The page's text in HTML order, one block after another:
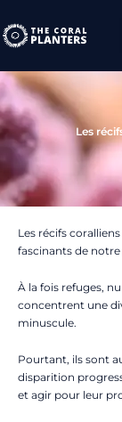
au
contenu
Les
Les récifs
fascinants de notre
À la fois refuges,
concentrent une
minuscule.
Pourtant, ils sont
disparition
et agir pour leur